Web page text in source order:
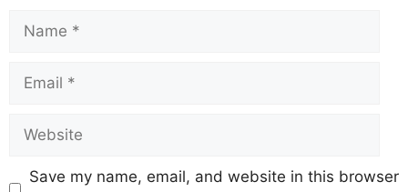
Save my name, email, and website in this browser